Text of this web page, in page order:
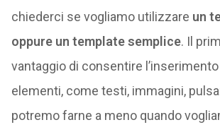
chiederci se vogliamo utilizzare un
oppure un template semplice. Il
vantaggio di consentire
elementi, come testi, immagini,
potremo farne a meno quando